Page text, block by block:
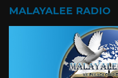
MALAYALEE RADIO